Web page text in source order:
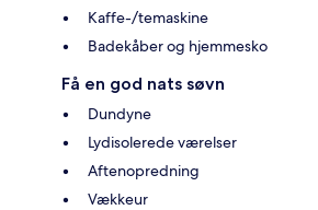
Kaffe-/temaskine
Badekåber og hjemmesko
Få en god nats søvn
Dundyne
Lydisolerede værelser
Aftenopredning
Vækkeur